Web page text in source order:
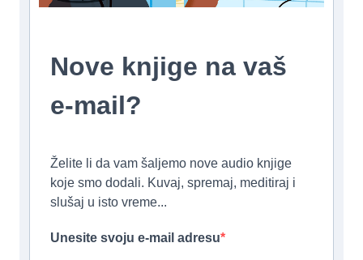
Nove knjige na vaš
e-mail?
Želite li da vam šaljemo nove audio knjige
koje smo dodali. Kuvaj, spremaj, meditiraj i
slušaj u isto vreme...
Unesite svoju e-mail adresu